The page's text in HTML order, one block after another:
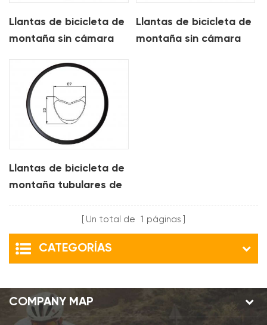
Llantas de bicicleta de
montaña sin cámara
carbono de 28 mm
para xc
Llantas de bicicleta de
montaña sin cámara
Llantas de bicicleta de
montaña tubulares de
Un total de 1 páginas
CATEGORÍAS
COMPANY MAP